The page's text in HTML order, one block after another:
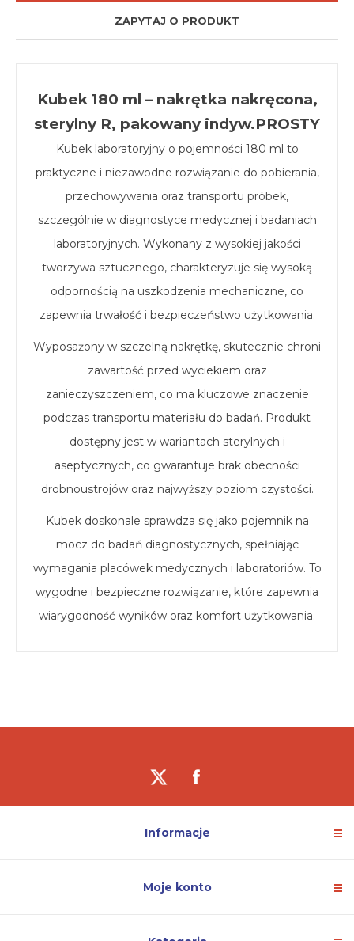
ZAPYTAJ O PRODUKT
Kubek 180 ml – nakrętka nakręcona,
sterylny R, pakowany indyw.PROSTY
Kubek laboratoryjny o pojemności 180 ml to
praktyczne i niezawodne rozwiązanie do pobierania,
przechowywania oraz transportu próbek,
szczególnie w diagnostyce medycznej i badaniach
laboratoryjnych. Wykonany z wysokiej jakości
tworzywa sztucznego, charakteryzuje się wysoką
odpornością na uszkodzenia mechaniczne, co
zapewnia trwałość i bezpieczeństwo użytkowania.
Wyposażony w szczelną nakrętkę, skutecznie chroni
zawartość przed wyciekiem oraz
zanieczyszczeniem, co ma kluczowe znaczenie
podczas transportu materiału do badań. Produkt
dostępny jest w wariantach sterylnych i
aseptycznych, co gwarantuje brak obecności
drobnoustrojów oraz najwyższy poziom czystości.
Kubek doskonale sprawdza się jako pojemnik na
mocz do badań diagnostycznych, spełniając
wymagania placówek medycznych i laboratoriów. To
wygodne i bezpieczne rozwiązanie, które zapewnia
wiarygodność wyników oraz komfort użytkowania.
Informacje
Moje konto